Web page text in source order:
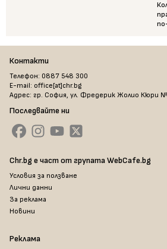
Контакти
Телефон: 0887 548 300
E-mail: office[at]chr.bg
Адрес: гр. София, ул. Фредерик Жолио Кюри
Последвайте ни
Chr.bg е част от групата WebCafe.bg
Условия за ползване
Лични данни
За реклама
Новини
Реклама